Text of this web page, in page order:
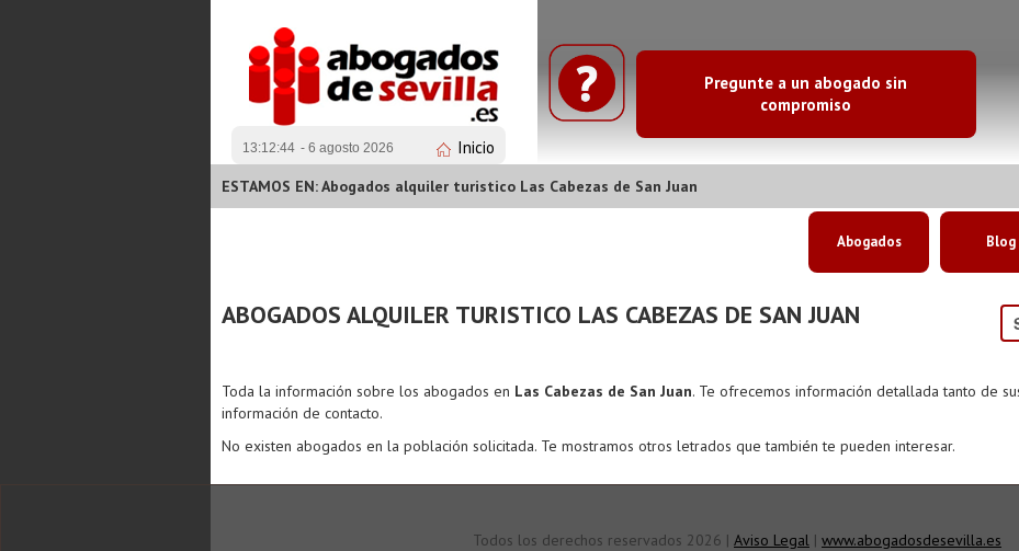
13:12:44 - 6 agosto 2026 Inicio
Pregunte a un abogado sin
compromiso
ESTAMOS EN: Abogados alquiler turistico Las Cabezas de San Juan
Abogados Blog
ABOGADOS ALQUILER TURISTICO LAS CABEZAS DE SAN JUAN
Toda la información sobre los abogados en Las Cabezas de San Juan. Te ofrecemos información detallada tanto de
información de contacto.
No existen abogados en la población solicitada. Te mostramos otros letrados que también te pueden interesar.
Todos los derechos reservados 2026 | Aviso Legal | www.abogadosdesevilla.es